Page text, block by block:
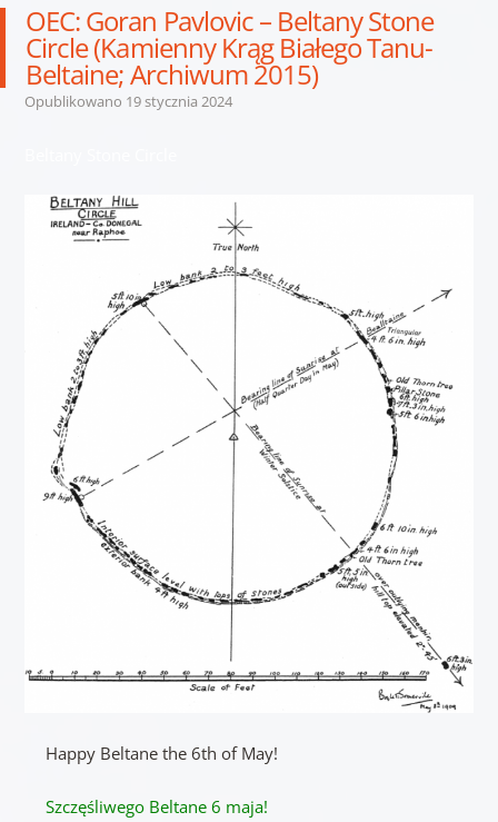
OEC: Goran Pavlovic – Beltany Stone
Circle (Kamienny Krąg Białego Tanu-
Beltaine; Archiwum 2015)
Opublikowano 19 stycznia 2024
Happy Beltane the 6th of May!
Szczęśliwego Beltane 6 maja!